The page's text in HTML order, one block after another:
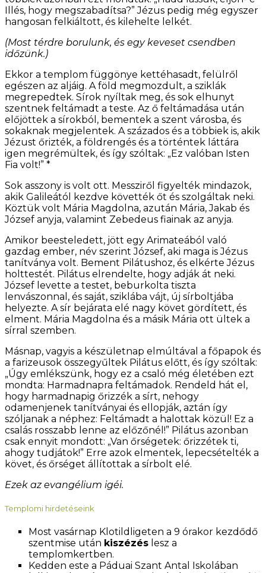
Illés, hogy megszabadítsa?” Jézus pedig még egyszer
hangosan felkiáltott, és kilehelte lelkét.
(Most térdre borulunk, és egy keveset csendben
időzünk.)
Ekkor a templom függönye kettéhasadt, felülről
egészen az aljáig. A föld megmozdult, a sziklák
megrepedtek. Sírok nyíltak meg, és sok elhunyt
szentnek feltámadt a teste. Az ő feltámadása után
előjöttek a sírokból, bementek a szent városba, és
sokaknak megjelentek. A százados és a többiek is, akik
Jézust őrizték, a földrengés és a történtek láttára
igen megrémültek, és így szóltak: „Ez valóban Isten
Fia volt!” *
Sok asszony is volt ott. Messziről figyelték mindazok,
akik Galileától kezdve követték őt és szolgáltak neki.
Köztük volt Mária Magdolna, azután Mária, Jakab és
József anyja, valamint Zebedeus fiainak az anyja.
Amikor beesteledett, jött egy Arimateából való
gazdag ember, név szerint József, aki maga is Jézus
tanítványa volt. Bement Pilátushoz, és elkérte Jézus
holttestét. Pilátus elrendelte, hogy adják át neki.
József levette a testet, beburkolta tiszta
lenvászonnal, és saját, sziklába vájt, új sírboltjába
helyezte. A sír bejárata elé nagy követ gördített, és
elment. Mária Magdolna és a másik Mária ott ültek a
sírral szemben.
Másnap, vagyis a készületnap elmúltával a főpapok és
a farizeusok összegyűltek Pilátus előtt, és így szóltak:
„Úgy emlékszünk, hogy ez a csaló még életében ezt
mondta: Harmadnapra feltámadok. Rendeld hát el,
hogy harmadnapig őrizzék a sírt, nehogy
odamenjenek tanítványai és ellopják, aztán így
szóljanak a néphez: Feltámadt a halottak közül! Ez a
csalás rosszabb lenne az előzőnél!” Pilátus azonban
csak ennyit mondott: „Van őrségetek: őrizzétek ti,
ahogy tudjátok!” Erre azok elmentek, lepecsételték a
követ, és őrséget állítottak a sírbolt elé.
Ezek az evangélium igéi.
Templomi hirdetéseink
Most vasárnap Klotildligeten a 9 órakor kezdődő
szentmise után kiszézés lesz a
templomkertben.
Kedden este a Páduai Szant Antal Iskolában